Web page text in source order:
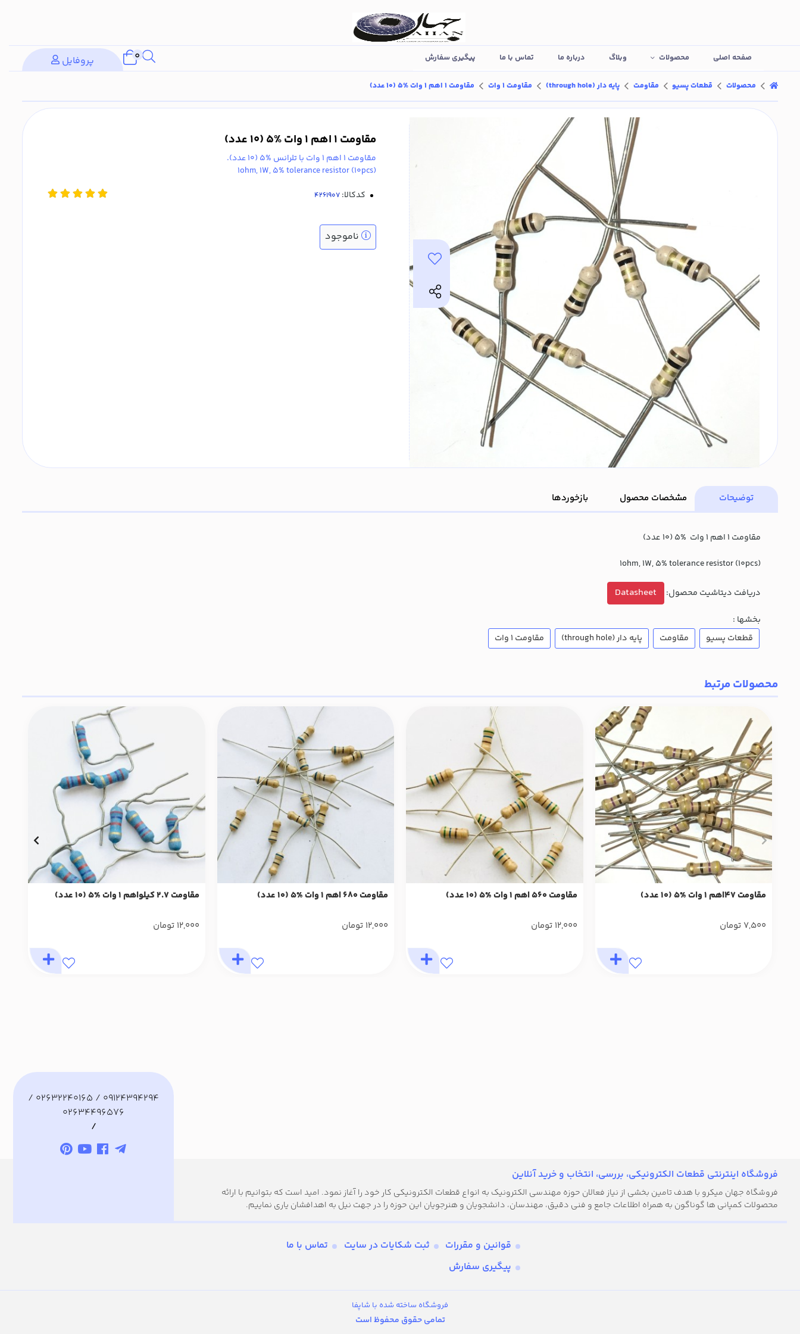
صفحه اصلی محصولات وبلاگ درباره ما تماس با ما پیگیری سفارش 0 پروفایل
محصولات قطعات پسیو مقاومت پایه دار (through hole) مقاومت 1 وات مقاومت 1 اهم 1 وات %5 (10 عدد)
مقاومت 1 اهم 1 وات %5 (10 عدد)
مقاومت 1 اهم 1 وات با تلرانس %5 (10 عدد).
(1ohm, 1W, 5% tolerance resistor (10pcs
کدکالا:
ناموجود
توضیحات مشخصات محصول بازخوردها
مقاومت 1 اهم 1 وات %5 (10 عدد)
(1ohm, 1W, 5% tolerance resistor (10pcs
دریافت دیتاشیت محصول: Datasheet
بخشها :
قطعات پسیو
مقاومت پایه دار (through hole) مقاومت 1 وات
محصولات مرتبط
مقاومت 47اهم 1 وات %5 (10 عدد)
7,500 تومان
مقاومت 560 اهم 1 وات %5 (10 عدد)
12,000 تومان
مقاومت 680 اهم 1 وات %5 (10 عدد)
12,000 تومان
مقاومت 2.7 کیلواهم 1 وات %5 (10 عدد)
12,000 تومان
فروشگاه اینترنتی قطعات الکترونیکی، بررسی، انتخاب و خرید آنلاین
فروشگاه جهان میکرو با هدف تامین بخشی از نیاز فعالان حوزه مهندسی الکترونیک به انواع قطعات الکترونیکی کار خود را آغاز نمود. امید است که بتوانیم با ارائه
محصولات کمپانی ها گوناگون به همراه اطلاعات جامع و فنی دقیق، مهندسان، دانشجویان و هنرجویان این حوزه را در جهت نیل به اهدافشان یاری نماییم.
09124394294 / 02632240165 /
02634496576
/
قوانین و مقررات ثبت شکایات در سایت
تماس با ما
پیگیری سفارش
فروشگاه ساخته شده با شاپفا
تمامی حقوق محفوظ است